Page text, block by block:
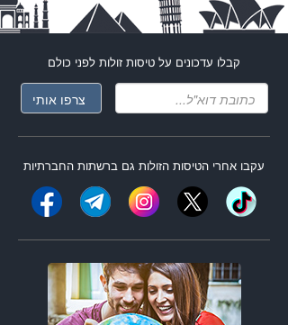
קבלו עדכונים על טיסות זולות לפני כולם
עקבו אחרי הטיסות הזולות גם ברשתות החברתיות